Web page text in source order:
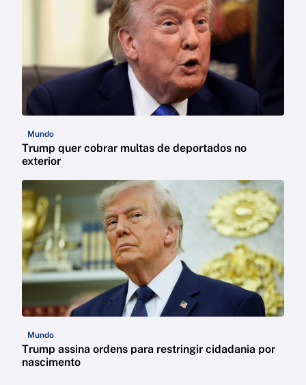
Mundo
Trump quer cobrar multas de deportados no
exterior
Mundo
Trump assina ordens para restringir cidadania por
nascimento